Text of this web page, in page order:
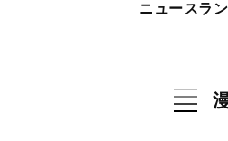
ニュースラ